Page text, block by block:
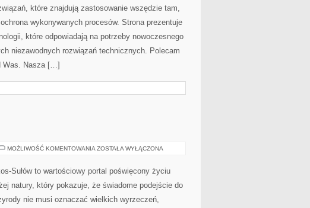
które znajdują zastosowanie wszędzie tam,
wykonywanych procesów. Strona prezentuje
które odpowiadają na potrzeby nowoczesnego
niezawodnych rozwiązań technicznych. Polecam
Was. Nasza […]
MOŻLIWOŚĆ KOMENTOWANIA ŚWIADOME
ZOSTAŁA WYŁĄCZONA
Sułów to wartościowy portal poświęcony życiu
natury, który pokazuje, że świadome podejście do
nie musi oznaczać wielkich wyrzeczeń,